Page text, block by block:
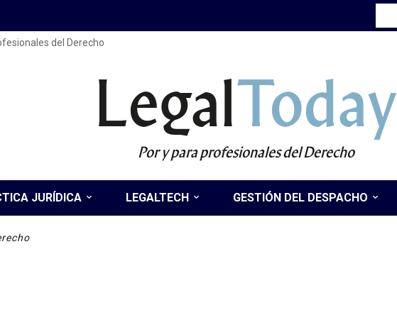
del Derecho
LegalToday
Por y para profesionales del Derecho
JURÍDICA LEGALTECH GESTIÓN DEL DESPACHO